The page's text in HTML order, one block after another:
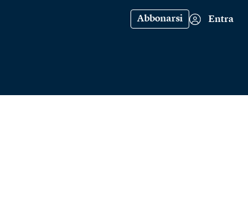
Abbonarsi Entra